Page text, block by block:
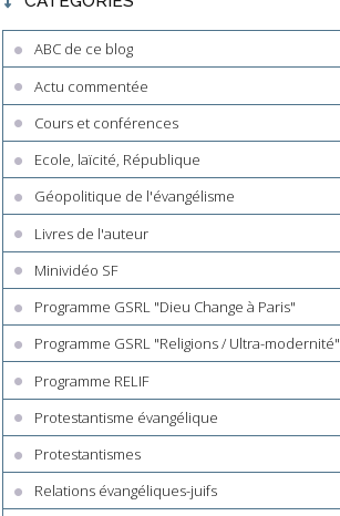
ABC de ce blog
Actu commentée
Cours et conférences
Ecole, laïcité, République
Géopolitique de l'évangélisme
Livres de l'auteur
Minividéo SF
Programme GSRL "Dieu Change à Paris"
Programme GSRL "Religions / Ultra-modernité"
Programme RELIF
Protestantisme évangélique
Protestantismes
Relations évangéliques-juifs